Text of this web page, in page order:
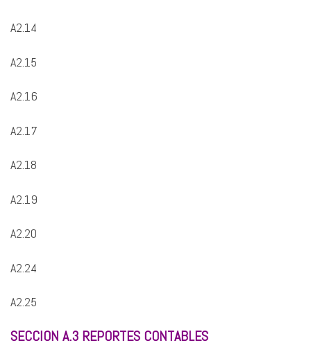
A2.14
A2.15
A2.16
A2.17
A2.18
A2.19
A2.20
A2.24
A2.25
SECCION A.3 REPORTES CONTABLES